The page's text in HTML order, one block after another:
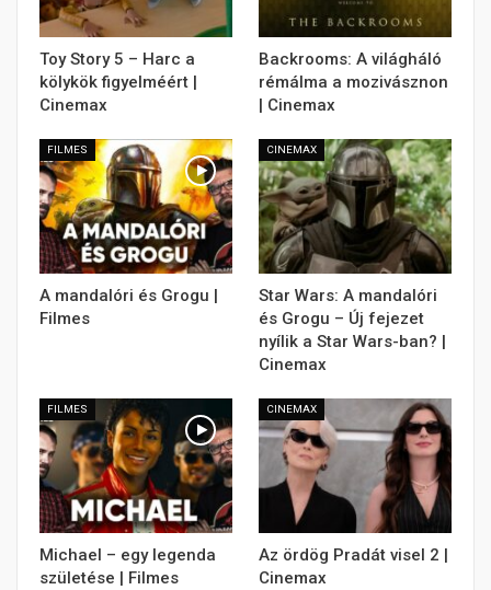
Toy Story 5 – Harc a
kölykök figyelméért |
Cinemax
Backrooms: A világháló
rémálma a mozivásznon
| Cinemax
FILMES
A mandalóri és Grogu |
Filmes
CINEMAX
Star Wars: A mandalóri
és Grogu – Új fejezet
nyílik a Star Wars-ban? |
Cinemax
FILMES
Michael – egy legenda
születése | Filmes
CINEMAX
Az ördög Pradát visel 2 |
Cinemax